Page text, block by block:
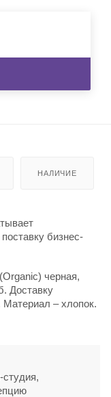
НАЛИЧИЕ
бизнес-
черная,
Доставку
– хлопок.
студия,